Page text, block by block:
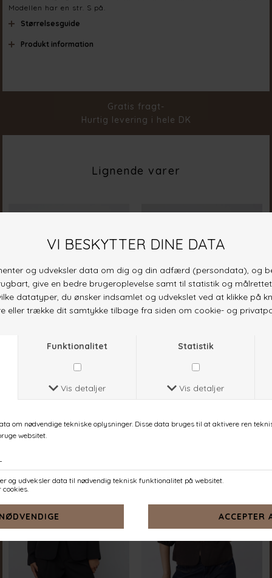
Modellen har en str. S på.
Størrelsesguide
Produkt information
Gratis fragt-
Hurtig levering i hele DK
Lignende varer
VEPPA-BL
VIKSA-HIGH.BL